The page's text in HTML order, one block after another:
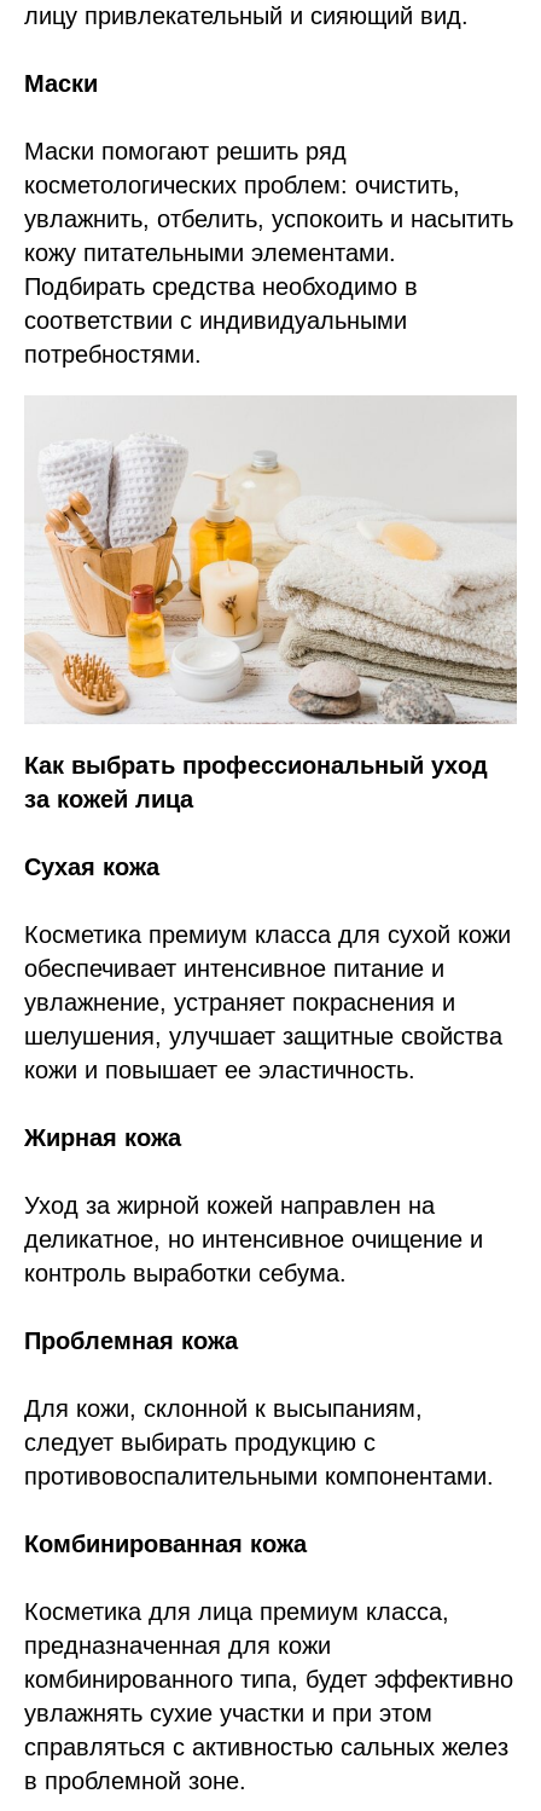
лицу привлекательный и сияющий вид.
Маски
Маски помогают решить ряд
косметологических проблем: очистить,
увлажнить, отбелить, успокоить и насытить
кожу питательными элементами.
Подбирать средства необходимо в
соответствии с индивидуальными
потребностями.
Как выбрать профессиональный уход
за кожей лица
Сухая кожа
Косметика премиум класса для сухой кожи
обеспечивает интенсивное питание и
увлажнение, устраняет покраснения и
шелушения, улучшает защитные свойства
кожи и повышает ее эластичность.
Жирная кожа
Уход за жирной кожей направлен на
деликатное, но интенсивное очищение и
контроль выработки себума.
Проблемная кожа
Для кожи, склонной к высыпаниям,
следует выбирать продукцию с
противовоспалительными компонентами.
Комбинированная кожа
Косметика для лица премиум класса,
предназначенная для кожи
комбинированного типа, будет эффективно
увлажнять сухие участки и при этом
справляться с активностью сальных желез
в проблемной зоне.